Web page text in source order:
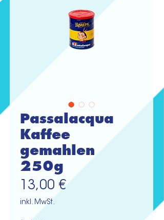
Passalacqua
Kaffee
gemahlen
250g
13,00 €Preis
inkl. MwSt.